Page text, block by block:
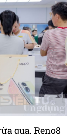
qua, Reno8